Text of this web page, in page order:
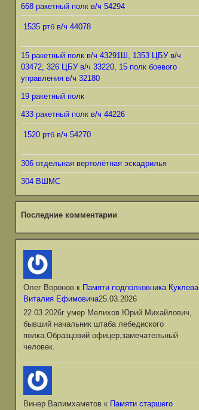
668 ракетный полк в/ч 54294
1535 ртб в/ч 44078
15 ракетный полк в/ч 43291Ш, 1353 ЦБУ в/ч
03472, 326 ЦБУ в/ч 33220, 15 полк боевого
управления в/ч 32180
19 ракетный полк
433 ракетный полк в/ч 44226
1520 ртб в/ч 54270
306 отдельная вертолётная эскадрилья
304 ВШМС
Последние комментарии
Олег Вороновк Памяти подполковника Куклева
Виталия Ефимовича25.03.2026
22 03 2026г умер Мелихов Юрий Михайлович,
бывший начальник штаба лебедиского
полка.Образцовий офицер,замечательный
человек.
Винер Валимхаметовк Памяти старшего